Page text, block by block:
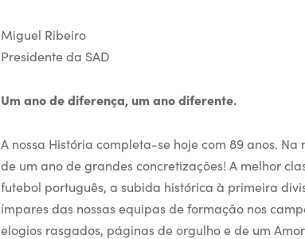
Miguel Ribeiro
Presidente da SAD
Um ano de diferença, um ano diferente.
A nossa História completa-se hoje com 89 anos.
de um ano de grandes concretizações! A melhor
futebol português, a subida histórica à primeira
ímpares das nossas equipas de formação nos
elogios rasgados, páginas de orgulho e de um